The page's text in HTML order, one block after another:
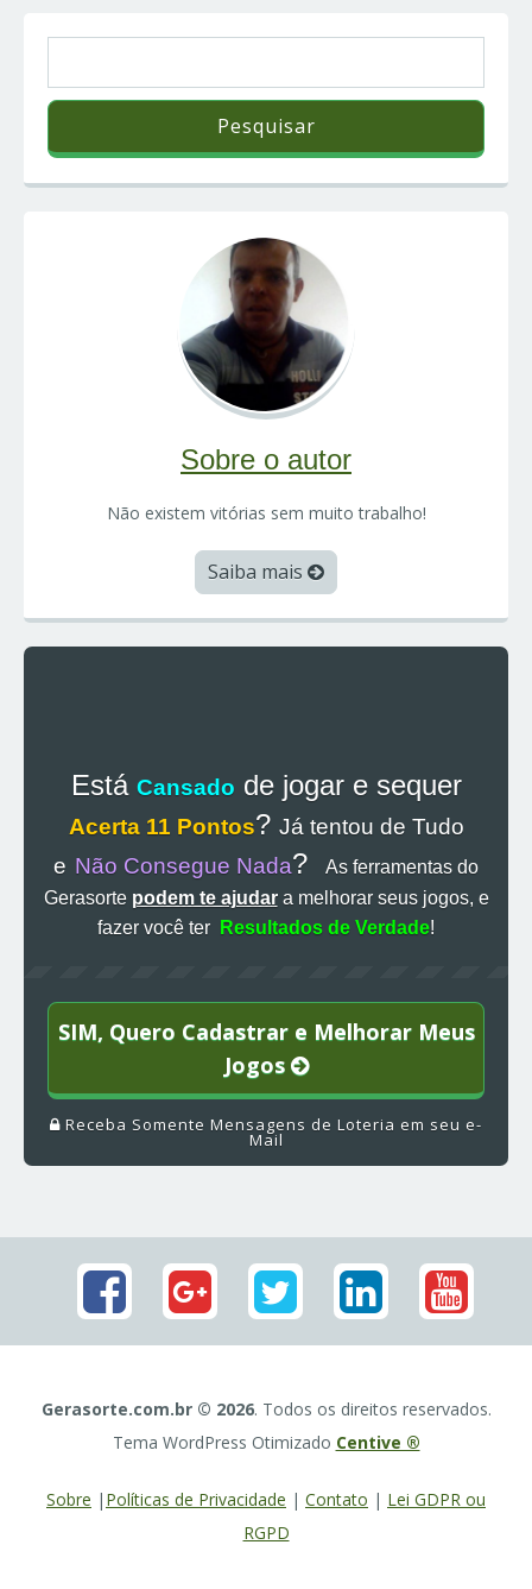
Sobre o autor
Não existem vitórias sem muito trabalho!
Saiba mais
Está Cansado de jogar e sequer
Acerta 11 Pontos? Já tentou de Tudo
e Não Consegue Nada?
As ferramentas do
Gerasorte podem te ajudara melhorar seus jogos, e
fazer você ter
Resultados de Verdade!
SIM, Quero Cadastrar e Melhorar Meus
Jogos
Receba Somente Mensagens de Loteria em seu e-
Mail
Gerasorte.com.br © 2026. Todos os direitos reservados.
Tema WordPress Otimizado Centive ®
Sobre | Políticas de Privacidade | Contato | Lei GDPR ou
RGPD